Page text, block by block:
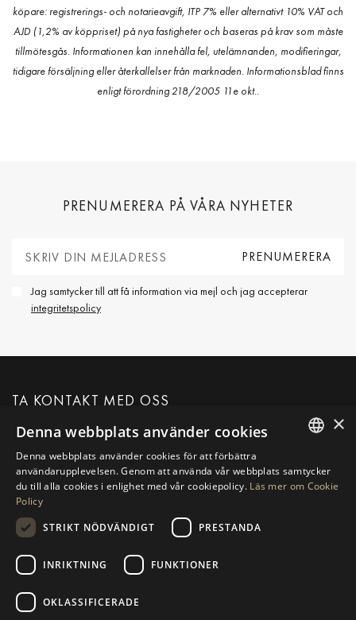
köpare: registrerings- och notarieavgift, ITP 7% eller alternativt 10% VAT och
AJD (1,2% av köppriset) på nya fastigheter och baseras på krav som måste
tillmötesgås. Informationen kan innehålla fel, utelämnanden, modifieringar,
tidigare försäljning eller återkallelser från marknaden. Informationsblad finns
enligt förordning 218/2005 11e okt..
PRENUMERERA PÅ VÅRA NYHETER
Jag samtycker till att få information via mejl och jag accepterar
integritetspolicy
TA KONTAKT MED OSS
BEGÄR MER INFORMATION
MEDDELANDE TILL OSS
NAVIGERING
Fastigheter
SAMLING
ENGLISH
SPANISH
×
Denna webbplats använder cookies
Denna webbplats använder cookies för att förbättra
användarupplevelsen. Genom att använda vår webbplats samtycker
du till alla cookies i enlighet med vår cookiepolicy. Läs mer om Cookie
Policy
STRIKT NÖDVÄNDIGT
PRESTANDA
INRIKTNING FUNKTIONER
OKLASSIFICERADE